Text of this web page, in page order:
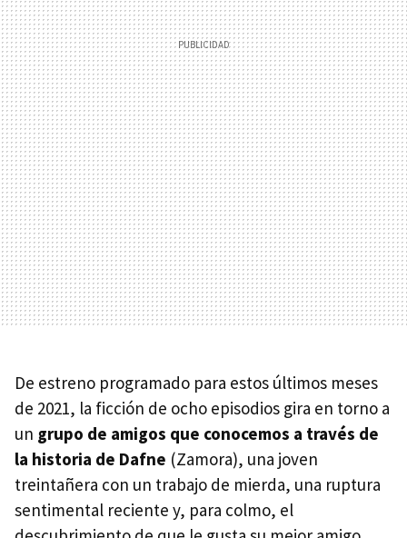
De estreno programado para estos últimos meses
de 2021, la ficción de ocho episodios gira en torno a
un grupo de amigos que conocemos a través de
la historia de Dafne (Zamora), una joven
treintañera con un trabajo de mierda, una ruptura
sentimental reciente y, para colmo, el